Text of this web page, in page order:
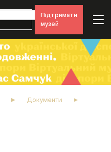
Підтримати
музей
Документи